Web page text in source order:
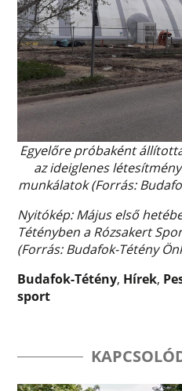
Egyelőre próbaként
az ideiglenes
munkálatok (Forrás:
Nyitókép: Május első
Tétényben a Rózsakert
(Forrás: Budafok-Tétény
Budafok-Tétény, Hírek,
sport